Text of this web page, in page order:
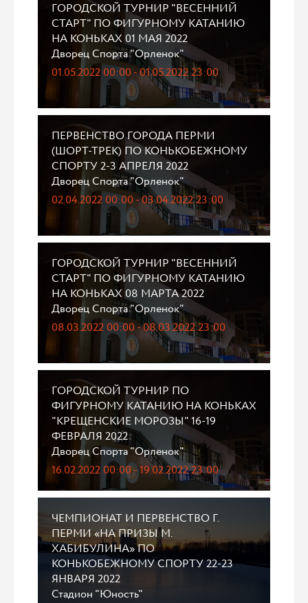
ГОРОДСКОЙ ТУРНИР "ВЕСЕННИЙ
СТАРТ" ПО ФИГУРНОМУ КАТАНИЮ
НА КОНЬКАХ 01 МАЯ 2022
Дворец Спорта "Орленок"
01.05.2022 00:00 - 01.05.2022 23:00
ПЕРВЕНСТВО ГОРОДА ПЕРМИ
(ШОРТ-ТРЕК) ПО КОНЬКОБЕЖНОМУ
СПОРТУ 2-3 АПРЕЛЯ 2022
Дворец Спорта "Орленок"
02.04.2022 00:00 - 03.04.2022 23:00
ГОРОДСКОЙ ТУРНИР "ВЕСЕННИЙ
СТАРТ" ПО ФИГУРНОМУ КАТАНИЮ
НА КОНЬКАХ 08 МАРТА 2022
Дворец Спорта "Орленок"
08.03.2022 00:00 - 08.03.2022 23:00
ГОРОДСКОЙ ТУРНИР ПО
ФИГУРНОМУ КАТАНИЮ НА КОНЬКАХ
"КРЕЩЕНСКИЕ МОРОЗЫ" 16-19
ФЕВРАЛЯ 2022
Дворец Спорта "Орленок"
16.02.2022 00:00 - 19.02.2022 23:00
ЧЕМПИОНАТ И ПЕРВЕНСТВО Г.
ПЕРМИ «НА ПРИЗЫ М.
ХАБИБУЛИНА» ПО
КОНЬКОБЕЖНОМУ СПОРТУ 22-23
ЯНВАРЯ 2022
Стадион "Юность"